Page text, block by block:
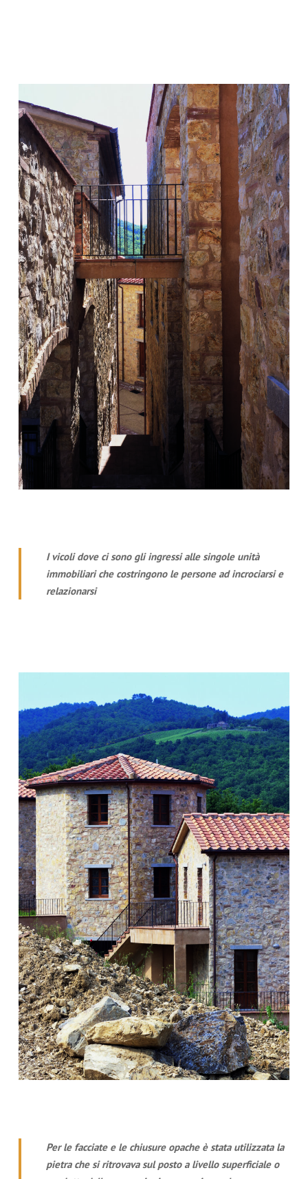
I vicoli dove ci sono gli ingressi alle singole unità
immobiliari che costringono le persone ad incrociarsi e
relazionarsi
Per le facciate e le chiusure opache è stata utilizzata la
pietra che si ritrovava sul posto a livello superficiale o